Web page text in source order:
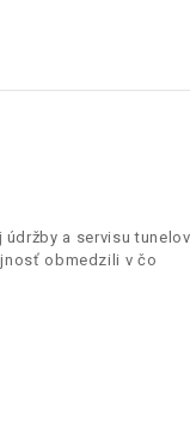
a servisu
obmedzili v čo